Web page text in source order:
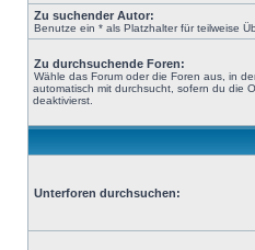
Zu suchender Autor:
Benutze ein * als Platzhalter für teilweise
Zu durchsuchende Foren:
Wähle das Forum oder die Foren aus, in
automatisch mit durchsucht, sofern du die
deaktivierst.
Unterforen durchsuchen: